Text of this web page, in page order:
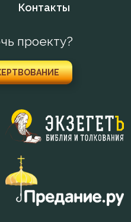
Контакты
проекту?